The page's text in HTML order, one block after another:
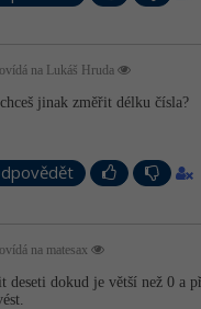
na Lukáš Hruda
jinak změřit délku čísla?
na matesax
deseti dokud je větší než 0 a